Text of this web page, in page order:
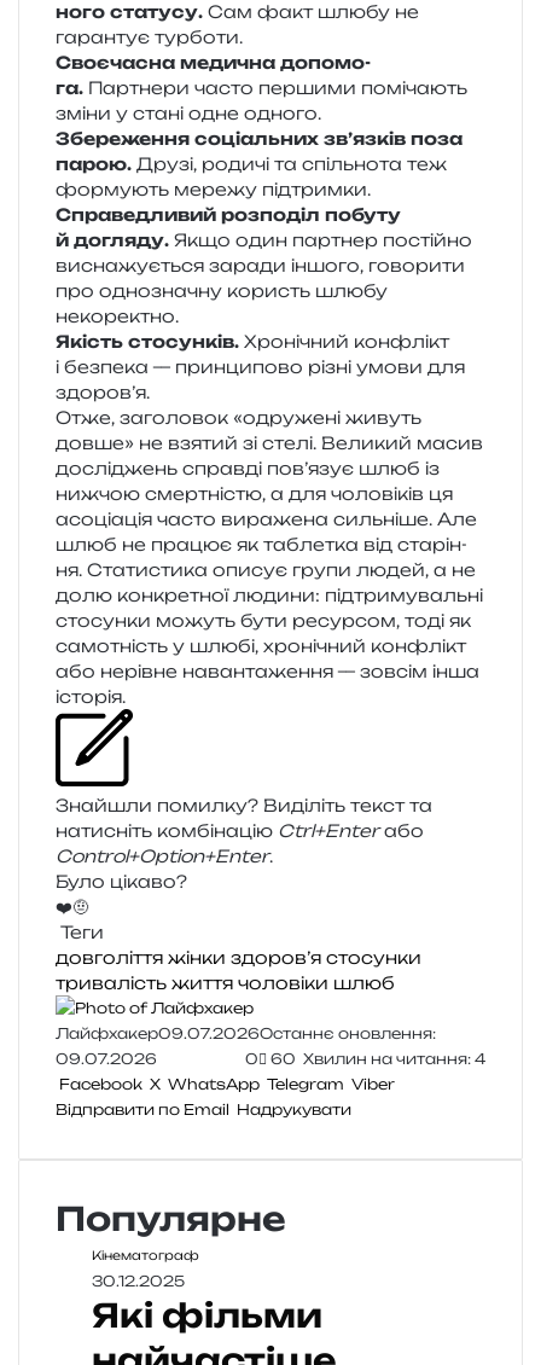
но­го ста­ту­су. Сам факт шлюбу не
гаран­тує турботи.
Своєчасна меди­чна допо­мо­
га. Партнери часто пер­ши­ми помі­ча­ють
зміни у стані одне одного.
Збереження соці­аль­них зв’язків поза
парою. Друзі, роди­чі та спіль­но­та теж
фор­му­ють мере­жу підтримки.
Справедливий роз­по­діл побу­ту
й догля­ду. Якщо один пар­тнер постій­но
висна­жу­є­ться зара­ди іншо­го, гово­ри­ти
про одно­зна­чну користь шлюбу
некоректно.
Якість сто­сун­ків. Хронічний кон­флікт
і без­пе­ка — прин­ци­по­во різні умови для
здоров’я.
Отже, заго­ло­вок «одру­же­ні живуть
довше» не взя­тий зі стелі. Великий масив
дослі­джень справ­ді пов’язує шлюб із
ниж­чою смер­тні­стю, а для чоло­ві­ків ця
асо­ці­а­ція часто вира­же­на силь­ні­ше. Але
шлюб не пра­цює як табле­тка від ста­рі­н­
ня. Статистика опи­сує групи людей, а не
долю кон­кре­тної люди­ни: під­три­му­валь­ні
сто­сун­ки можуть бути ресур­сом, тоді як
само­тність у шлюбі, хро­ні­чний кон­флікт
або нерів­не наван­та­же­н­ня — зов­сім інша
історія.
Знайшли помил­ку? Виділіть текст та
нати­сніть ком­бі­на­цію Ctrl+Enterабо
Control+Option+Enter.
Було цікаво?
❤️🤨
Теги
довголіття жінки здоров’я стосунки
тривалість життя чоловіки шлюб
Лайфхакер09.07.2026Останнє оновлення:
09.07.2026
0 60 Хвилин на читання: 4
Facebook X WhatsApp Telegram Viber
Відправити по Email Надрукувати
Популярне
Кінематограф
30.12.2025
Які фільми